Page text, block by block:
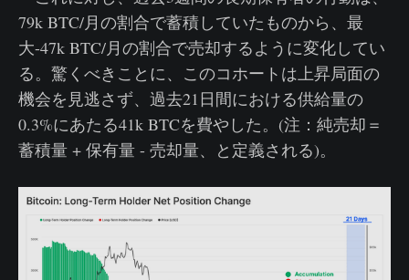
79k BTC/月の割合で蓄積していたものから、最
大-47k BTC/月の割合で売却するように変化してい
る。驚くべきことに、このコホートは上昇局面の
機会を見逃さず、過去21日間における供給量の
0.3%にあたる41k BTCを費やした。(注：純売却＝
蓄積量 + 保有量 - 売却量、と定義される)。